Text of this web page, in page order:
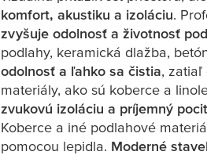
komfort, akustiku a izoláciu.
zvyšuje odolnosť a životnosť
podlahy, keramická dlažba,
odolnosť a ľahko sa čistia, zatiaľ
materiály, ako sú koberce a
zvukovú izoláciu a príjemný
Koberce a iné podlahové
pomocou lepidla. Moderné